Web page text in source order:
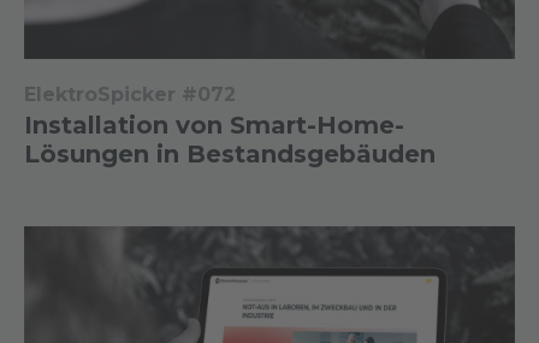
ElektroSpicker #072
Installation von Smart-Home-
Lösungen in Bestandsgebäuden